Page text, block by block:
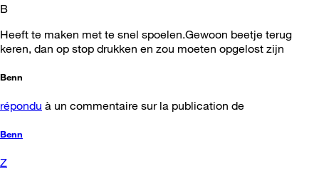
B
Heeft te maken met te snel spoelen.Gewoon beetje terug
keren, dan op stop drukken en zou moeten opgelost zijn
Benn
répondu à un commentaire sur la publication de
Benn
Z